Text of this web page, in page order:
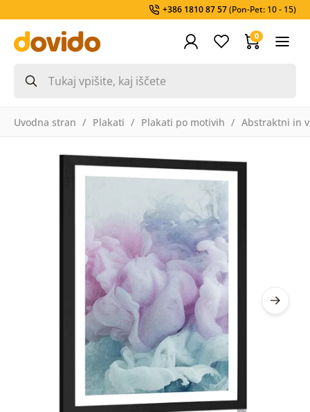
+386 1810 87 57(Pon-Pet: 10 - 15)
0
Uvodna stran Plakati Plakati po motivih Abstraktni in